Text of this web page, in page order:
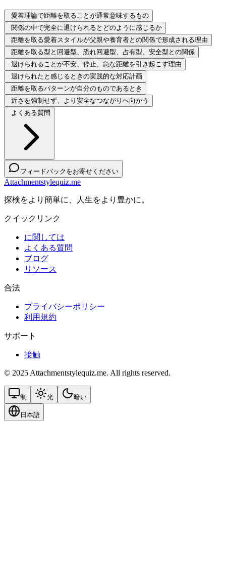
愛着理論で距離を取ることが通常意味するもの
関係の中で完全に退けられるとどのように感じるか
距離を取る愛着スタイルが父親や養育者との関係で形成される理由
距離を取る型と回避型、恐れ回避型、占有型、安全型との関係
退けられることが不安、停止、急な距離を引き起こす理由
退けられたと感じるときの実践的な対応計画
距離を取るパターンが自分のものであるとき
近さを強制せず、より安全なつながりへ向かう
よくある質問
フィードバックをお寄せください
Attachmentstylequiz.me
探検をより簡単に、人生をより豊かに。
クイックリンク
に関しては
よくある質問
ブログ
リソース
合法
プライバシーポリシー
利用規約
サポート
接触
© 2025 Attachmentstylequiz.me. All rights reserved.
制 光 暗い
日本語